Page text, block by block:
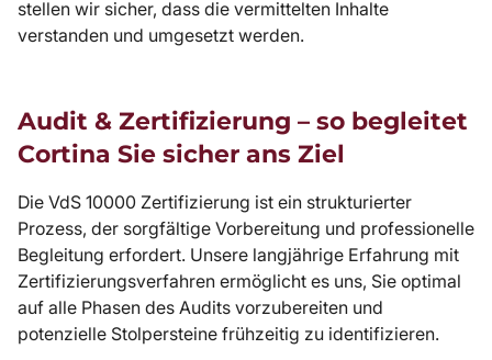
stellen wir sicher, dass die vermittelten Inhalte
verstanden und umgesetzt werden.
Audit & Zertifizierung – so begleitet
Cortina Sie sicher ans Ziel
Die VdS 10000 Zertifizierung ist ein strukturierter
Prozess, der sorgfältige Vorbereitung und professionelle
Begleitung erfordert. Unsere langjährige Erfahrung mit
Zertifizierungsverfahren ermöglicht es uns, Sie optimal
auf alle Phasen des Audits vorzubereiten und
potenzielle Stolpersteine frühzeitig zu identifizieren.